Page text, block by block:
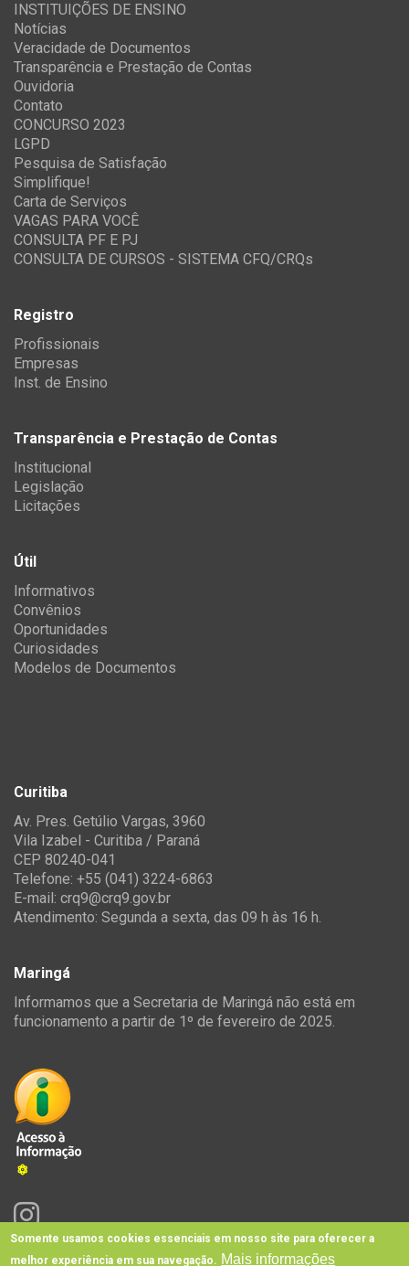
INSTITUIÇÕES DE ENSINO
Notícias
Veracidade de Documentos
Transparência e Prestação de Contas
Ouvidoria
Contato
CONCURSO 2023
LGPD
Pesquisa de Satisfação
Simplifique!
Carta de Serviços
VAGAS PARA VOCÊ
CONSULTA PF E PJ
CONSULTA DE CURSOS - SISTEMA CFQ/CRQs
Registro
Profissionais
Empresas
Inst. de Ensino
Transparência e Prestação de Contas
Institucional
Legislação
Licitações
Útil
Informativos
Convênios
Oportunidades
Curiosidades
Modelos de Documentos
Curitiba
Av. Pres. Getúlio Vargas, 3960
Vila Izabel - Curitiba / Paraná
CEP 80240-041
Telefone: +55 (041) 3224-6863
E-mail: crq9@crq9.gov.br
Atendimento: Segunda a sexta, das 09 h às 16 h.
Maringá
Informamos que a Secretaria de Maringá não está em
funcionamento a partir de 1º de fevereiro de 2025.
Somente usamos cookies essenciais em nosso site para oferecer a
melhor experiência em sua navegação. Mais informações